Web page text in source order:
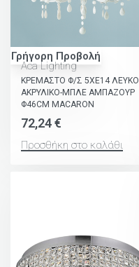
Γρήγορη Προβολή
Aca Lighting
ΚΡΕΜΑΣΤΟ Φ/Σ 5ΧΕ14 ΛΕΥΚΟ
ΑΚΡΥΛΙΚΟ-ΜΠΛΕ ΑΜΠΑΖΟΥΡ
Φ46CM MACARON
72,24€
Προσθήκη στο καλάθι